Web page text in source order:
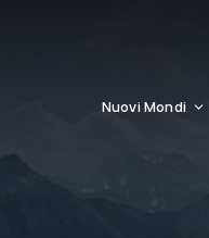
Nuovi Mondi